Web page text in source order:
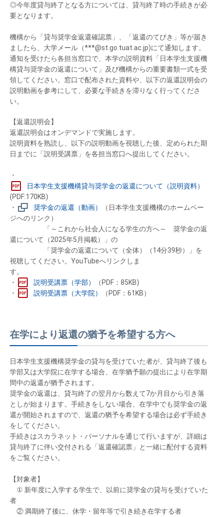
◎今年度貸与終了となる方については、貸与終了時の手続きが必
要となります。
機構から「貸与奨学金返還確認票」、「返還のてびき」等が届き
ましたら、大学メール（***@st.go.tuat.ac.jp)にて通知します。
通知を受けたら各担当窓口で、本学の説明資料「日本学生支援機
構貸与奨学金の返還について」及び機構からの重要書類一式を受
領してください。窓口で配布された資料や、以下の返還説明会の
説明動画を参考にして、必要な手続きを滞りなく行ってくださ
い。
【返還説明会】
返還説明会はオンデマンドで実施します。
説明資料を熟読し、以下の説明動画を視聴した後、定められた期
日までに「説明受講票」を各担当窓口へ提出してください。
・
日本学生支援機構貸与奨学金の返還について（説明資料）
(PDF:170KB)
・
奨学金の返還（動画）
（日本学生支援機構のホームペー
ジへのリンク）
「～これから社会人になる学生の方へ～ 奨学金の返
還について（2025年5月掲載）」の
「奨学金の返還について（全体）（14分39秒）」を
視聴してください。YouTubeへリンクしま
す。
・
説明受講票（学部）
（PDF：85KB)
・
説明受講票（大学院） （PDF：61KB）
在学により返還の猶予を希望する方へ
日本学生支援機構奨学金の貸与を受けていた者が、貸与終了後も
学部又は大学院に在学する場合、在学猶予願の提出により在学期
間中の返還が猶予されます。
奨学金の返還は、貸与終了の翌月から数えて7か月目から引き落
としが始まります。手続きをしない場合、在学中でも奨学金の返
還が開始されますので、返還の猶予を希望する場合は必ず手続き
をしてください。
手続きはスカラネット・パーソナルを通じて行いますが、詳細は
貸与終了に伴い交付される「返還確認票」と一緒に配付する資料
をご覧ください。
【対象者】
① 新年度に入学する学生で、以前に奨学金の貸与を受けていた
者
② 満期終了後に、休学・留年等で引き続き在学する者